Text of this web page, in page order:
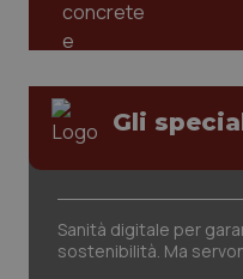
Gli
Sanità digitale per
sostenibilità. Ma
tracking-enable
tracking-sites-